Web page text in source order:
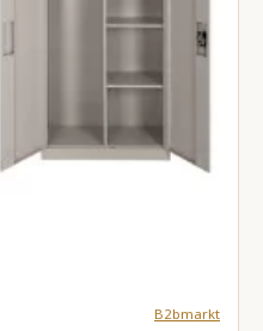
B2bmarkt